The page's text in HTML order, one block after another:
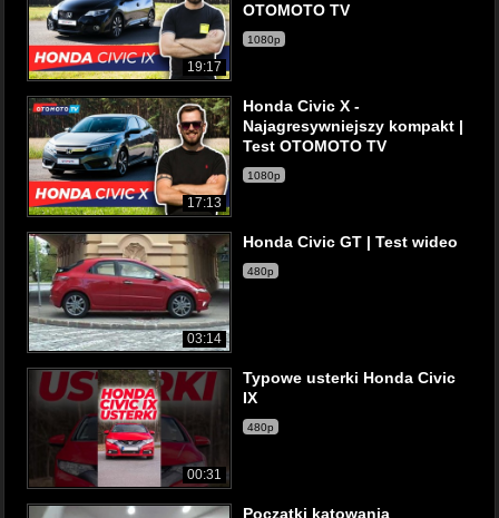
19:17
OTOMOTO TV
1080p
17:13
Honda Civic X -
Najagresywniejszy kompakt |
Test OTOMOTO TV
1080p
03:14
Honda Civic GT | Test wideo
480p
00:31
Typowe usterki Honda Civic
IX
480p
Początki katowania